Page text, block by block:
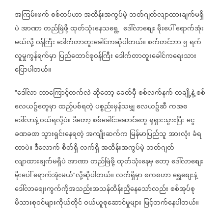
အကြမ်းဖက်စစ်တပ်ဟာအထိန်းအကွပ်မဲ့ ဘတ်ဂျတ်လျာထားချက်မရှိ
ပဲအာဏာတည်မြဲဖို့ထုတ်သုံးနေသရွေ့ ဒေါ်လာစျေးမိုးပေါ်​​ရောက်အုံး
မယ်လို့ဝန်ကြီးဒေါက်တာတူးခေါင်ကဆိုပါတယ်။စက်တင်ဘာ၅ရက်
လူမှုကွန်ရက်မှာပြည်ထောင်စုဝန်ကြီးဒေါက်တာတူးခေါင်ကရေးသား
ပြောပါတယ်။
"ဒေါ်လာဘာကြောင့်တက်လဲဆိုတော့ခေတ်မှီစစ်လက်နက်တချို့နဲ့စစ်
လေယဥ်တွေမှာထည့်ပစ်ရတဲ့ပစ္စည်းမှန်သမျှလေယဥ်ဆီကအစ
ဒေါ်လာနဲ့ဝယ်ရလို့ပဲ။ဒီတော့စစ်ခေါင်းဆောင်တွေရုရှားသွားပြီးငွေ
ခဏခဏသွားရှင်းနေရတဲ့အကျိုးဆက်က မြန်မာပြည်သူအားလုံးခံရ
တာပဲ။ဒီလောက်စိတ်ရှိလက်ရှိအထိန်းအကွပ်မဲ့ ဘတ်ဂျတ်
လျာထားချက်မရှိပဲအာဏာတည်မြဲဖို့ထုတ်သုံးနေမှတော့ဒေါ်လာစျေး
မိုးပေါ်​​ရောက်အုံးမယ်"လို့ဆိုပါတယ်။လက်ရှိမှာစကစဟာရွှေစျေးနဲ့
ဒေါ်လာစျေးကွက်ကိုအသည်းအသန်ထိန်းညှိနေသော်လည်းစစ်အုပ်စု
မိသားစုဝင်များကိုယ်တိုင်ဝယ်ယူစုဆောင်မှုများ မြင့်တက်နေပါတယ်။